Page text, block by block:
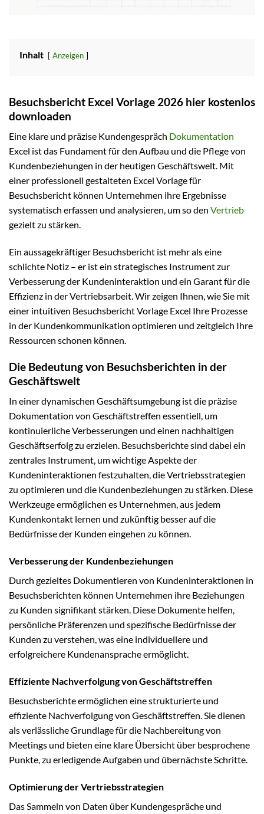
Inhalt Anzeigen
Besuchsbericht Excel Vorlage 2026 hier kostenlos
downloaden
Eine klare und präzise Kundengespräch Dokumentation
Excel ist das Fundament für den Aufbau und die Pflege von
Kundenbeziehungen in der heutigen Geschäftswelt. Mit
einer professionell gestalteten Excel Vorlage für
Besuchsbericht können Unternehmen ihre Ergebnisse
systematisch erfassen und analysieren, um so den Vertrieb
gezielt zu stärken.
Ein aussagekräftiger Besuchsbericht ist mehr als eine
schlichte Notiz – er ist ein strategisches Instrument zur
Verbesserung der Kundeninteraktion und ein Garant für die
Effizienz in der Vertriebsarbeit. Wir zeigen Ihnen, wie Sie mit
einer intuitiven Besuchsbericht Vorlage Excel Ihre Prozesse
in der Kundenkommunikation optimieren und zeitgleich Ihre
Ressourcen schonen können.
Die Bedeutung von Besuchsberichten in der
Geschäftswelt
In einer dynamischen Geschäftsumgebung ist die präzise
Dokumentation von Geschäftstreffen essentiell, um
kontinuierliche Verbesserungen und einen nachhaltigen
Geschäftserfolg zu erzielen. Besuchsberichte sind dabei ein
zentrales Instrument, um wichtige Aspekte der
Kundeninteraktionen festzuhalten, die Vertriebsstrategien
zu optimieren und die Kundenbeziehungen zu stärken. Diese
Werkzeuge ermöglichen es Unternehmen, aus jedem
Kundenkontakt lernen und zukünftig besser auf die
Bedürfnisse der Kunden eingehen zu können.
Verbesserung der Kundenbeziehungen
Durch gezieltes Dokumentieren von Kundeninteraktionen in
Besuchsberichten können Unternehmen ihre Beziehungen
zu Kunden signifikant stärken. Diese Dokumente helfen,
persönliche Präferenzen und spezifische Bedürfnisse der
Kunden zu verstehen, was eine individuellere und
erfolgreichere Kundenansprache ermöglicht.
Effiziente Nachverfolgung von Geschäftstreffen
Besuchsberichte ermöglichen eine strukturierte und
effiziente Nachverfolgung von Geschäftstreffen. Sie dienen
als verlässliche Grundlage für die Nachbereitung von
Meetings und bieten eine klare Übersicht über besprochene
Punkte, zu erledigende Aufgaben und übernächste Schritte.
Optimierung der Vertriebsstrategien
Das Sammeln von Daten über Kundengespräche und